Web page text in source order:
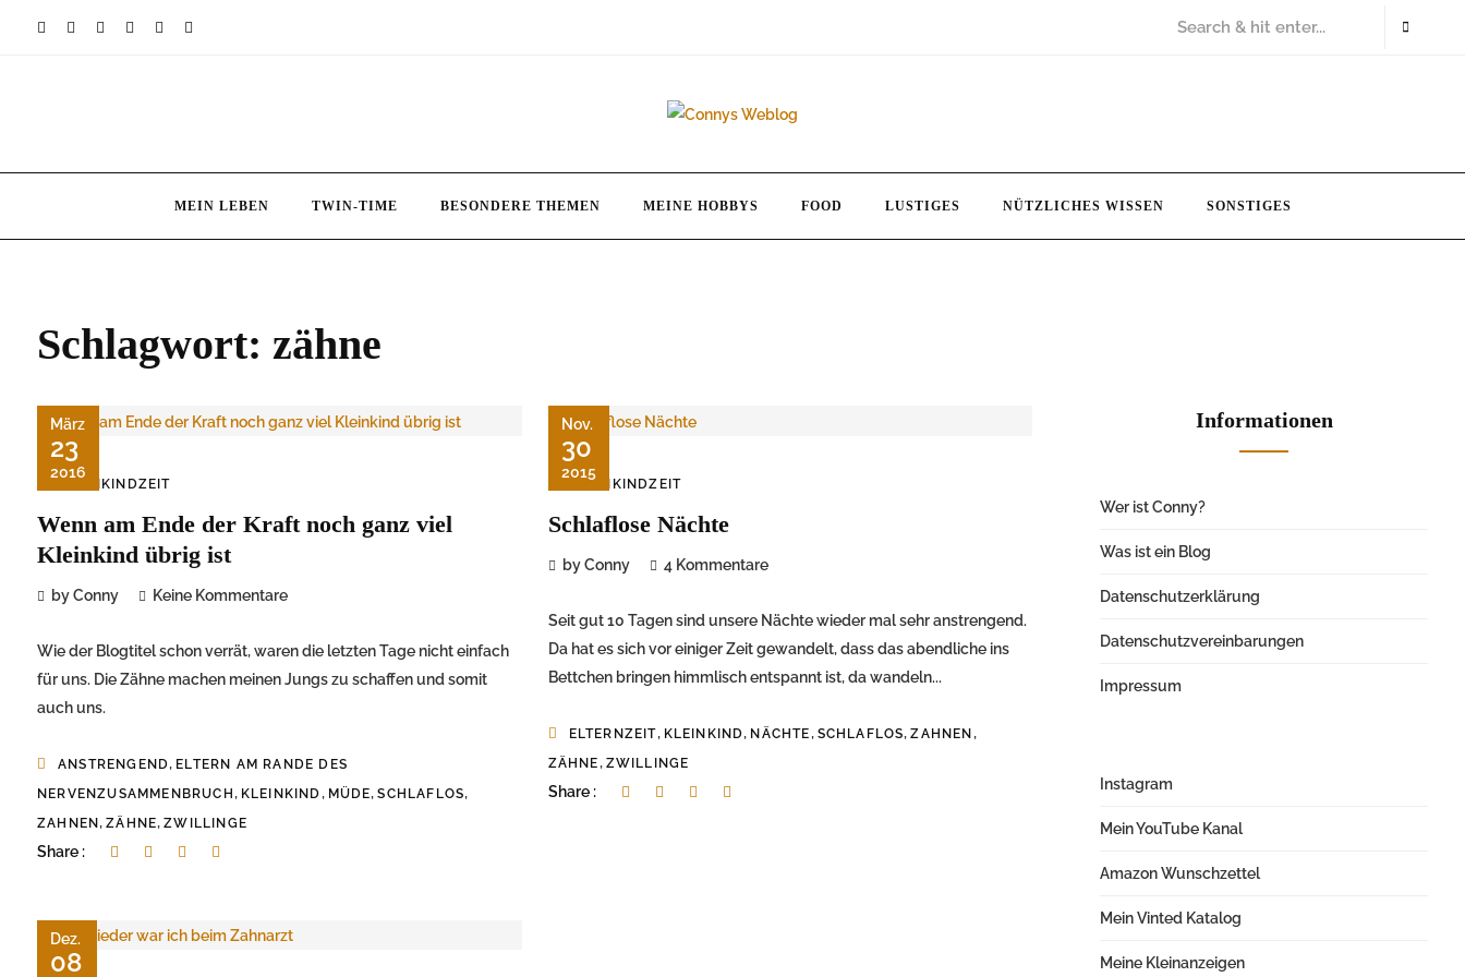
MEIN LEBEN TWIN-TIME BESONDERE THEMEN MEINE HOBBYS FOOD LUSTIGES NÜTZLICHES WISSEN SONSTIGES
Schlagwort: zähne
März
23
2016
KLEINKINDZEIT
Wenn am Ende der Kraft noch ganz viel
Kleinkind übrig ist
by Conny Keine Kommentare
Wie der Blogtitel schon verrät, waren die letzten Tage nicht einfach
für uns. Die Zähne machen meinen Jungs zu schaffen und somit
auch uns.
ANSTRENGEND, ELTERN AM RANDE DES
NERVENZUSAMMENBRUCH, KLEINKIND, MÜDE,SCHLAFLOS,
ZAHNEN,ZÄHNE,ZWILLINGE
Share :
Nov.
30
2015
KLEINKINDZEIT
Schlaflose Nächte
by Conny 4 Kommentare
Seit gut 10 Tagen sind unsere Nächte wieder mal sehr anstrengend.
Da hat es sich vor einiger Zeit gewandelt, dass das abendliche ins
Bettchen bringen himmlisch entspannt ist, da wandeln...
ELTERNZEIT, KLEINKIND, NÄCHTE, SCHLAFLOS,ZAHNEN,
ZÄHNE, ZWILLINGE
Share :
Dez.
08
Informationen
Wer ist Conny?
Was ist ein Blog
Datenschutzerklärung
Datenschutzvereinbarungen
Impressum
Instagram
Mein YouTube Kanal
Amazon Wunschzettel
Mein Vinted Katalog
Meine Kleinanzeigen